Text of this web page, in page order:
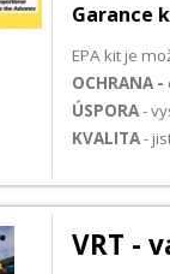
Garance
EPA kit je
OCHRANA -
ÚSPORA-
KVALITA-
VRT -